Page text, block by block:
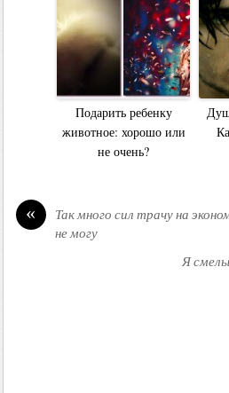
Подарить ребенку
животное: хорошо или
не очень?
«
Так много сил трачу на
не могу
Я